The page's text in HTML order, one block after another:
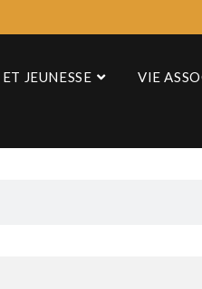
JEUNESSE VIE